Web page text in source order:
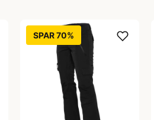
SPAR 70%